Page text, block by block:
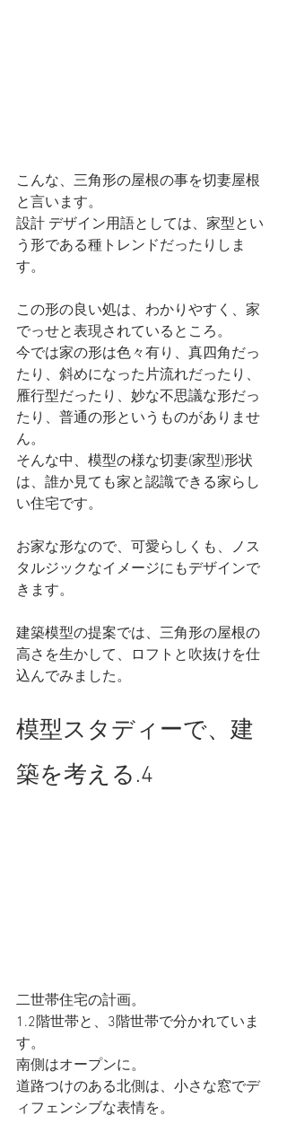
こんな、三角形の屋根の事を切妻屋根
と言います。
設計 デザイン用語としては、家型とい
う形である種トレンドだったりしま
す。
この形の良い処は、わかりやすく、家
でっせと表現されているところ。
今では家の形は色々有り、真四角だっ
たり、斜めになった片流れだったり、
雁行型だったり、妙な不思議な形だっ
たり、普通の形というものがありませ
ん。
そんな中、模型の様な切妻(家型)形状
は、誰か見ても家と認識できる家らし
い住宅です。
お家な形なので、可愛らしくも、ノス
タルジックなイメージにもデザインで
きます。
建築模型の提案では、三角形の屋根の
高さを生かして、ロフトと吹抜けを仕
込んでみました。
模型スタディーで、建
築を考える.4
二世帯住宅の計画。
1.2階世帯と、3階世帯で分かれていま
す。
南側はオープンに。
道路つけのある北側は、小さな窓でデ
ィフェンシブな表情を。